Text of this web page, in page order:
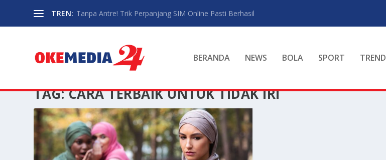
TREN: Tanpa Antre! Trik Perpanjang SIM Online Pasti Berhasil
BERANDA NEWS BOLA SPORT TREND
TAG:CARA TERBAIK UNTUK TIDAK IRI